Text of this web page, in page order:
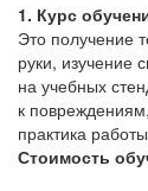
1. Курс
Это получение
руки, изучение
на учебных
к
практика
Стоимость